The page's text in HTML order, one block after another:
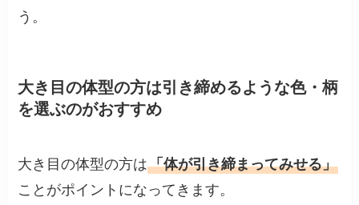
う。
大き目の体型の方は引き締めるような色・柄
を選ぶのがおすすめ
大き目の体型の方は「体が引き締まってみせる」
ことがポイントになってきます。